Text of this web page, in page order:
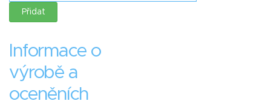
Informace o
výrobě a
oceněních